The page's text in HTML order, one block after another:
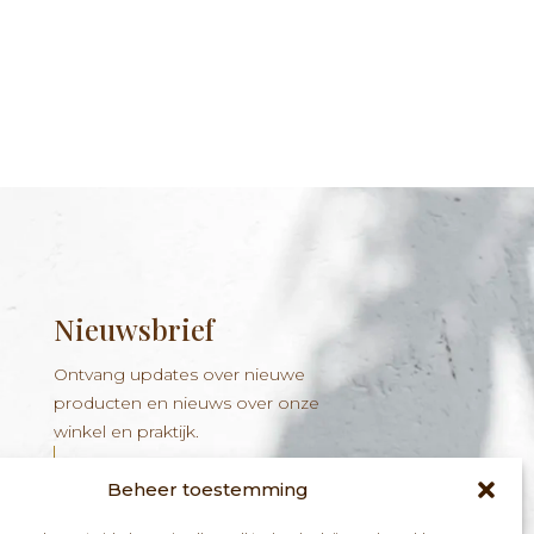
Beheer toestemming
Nieuwsbrief
Ontvang updates over nieuwe
producten en nieuws over onze
winkel en praktijk.